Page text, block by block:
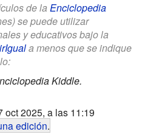
de la Enciclopedia
se puede utilizar
y educativos bajo la
a menos que se indique
Kiddle.
oct 2025, a las 11:19
edición.